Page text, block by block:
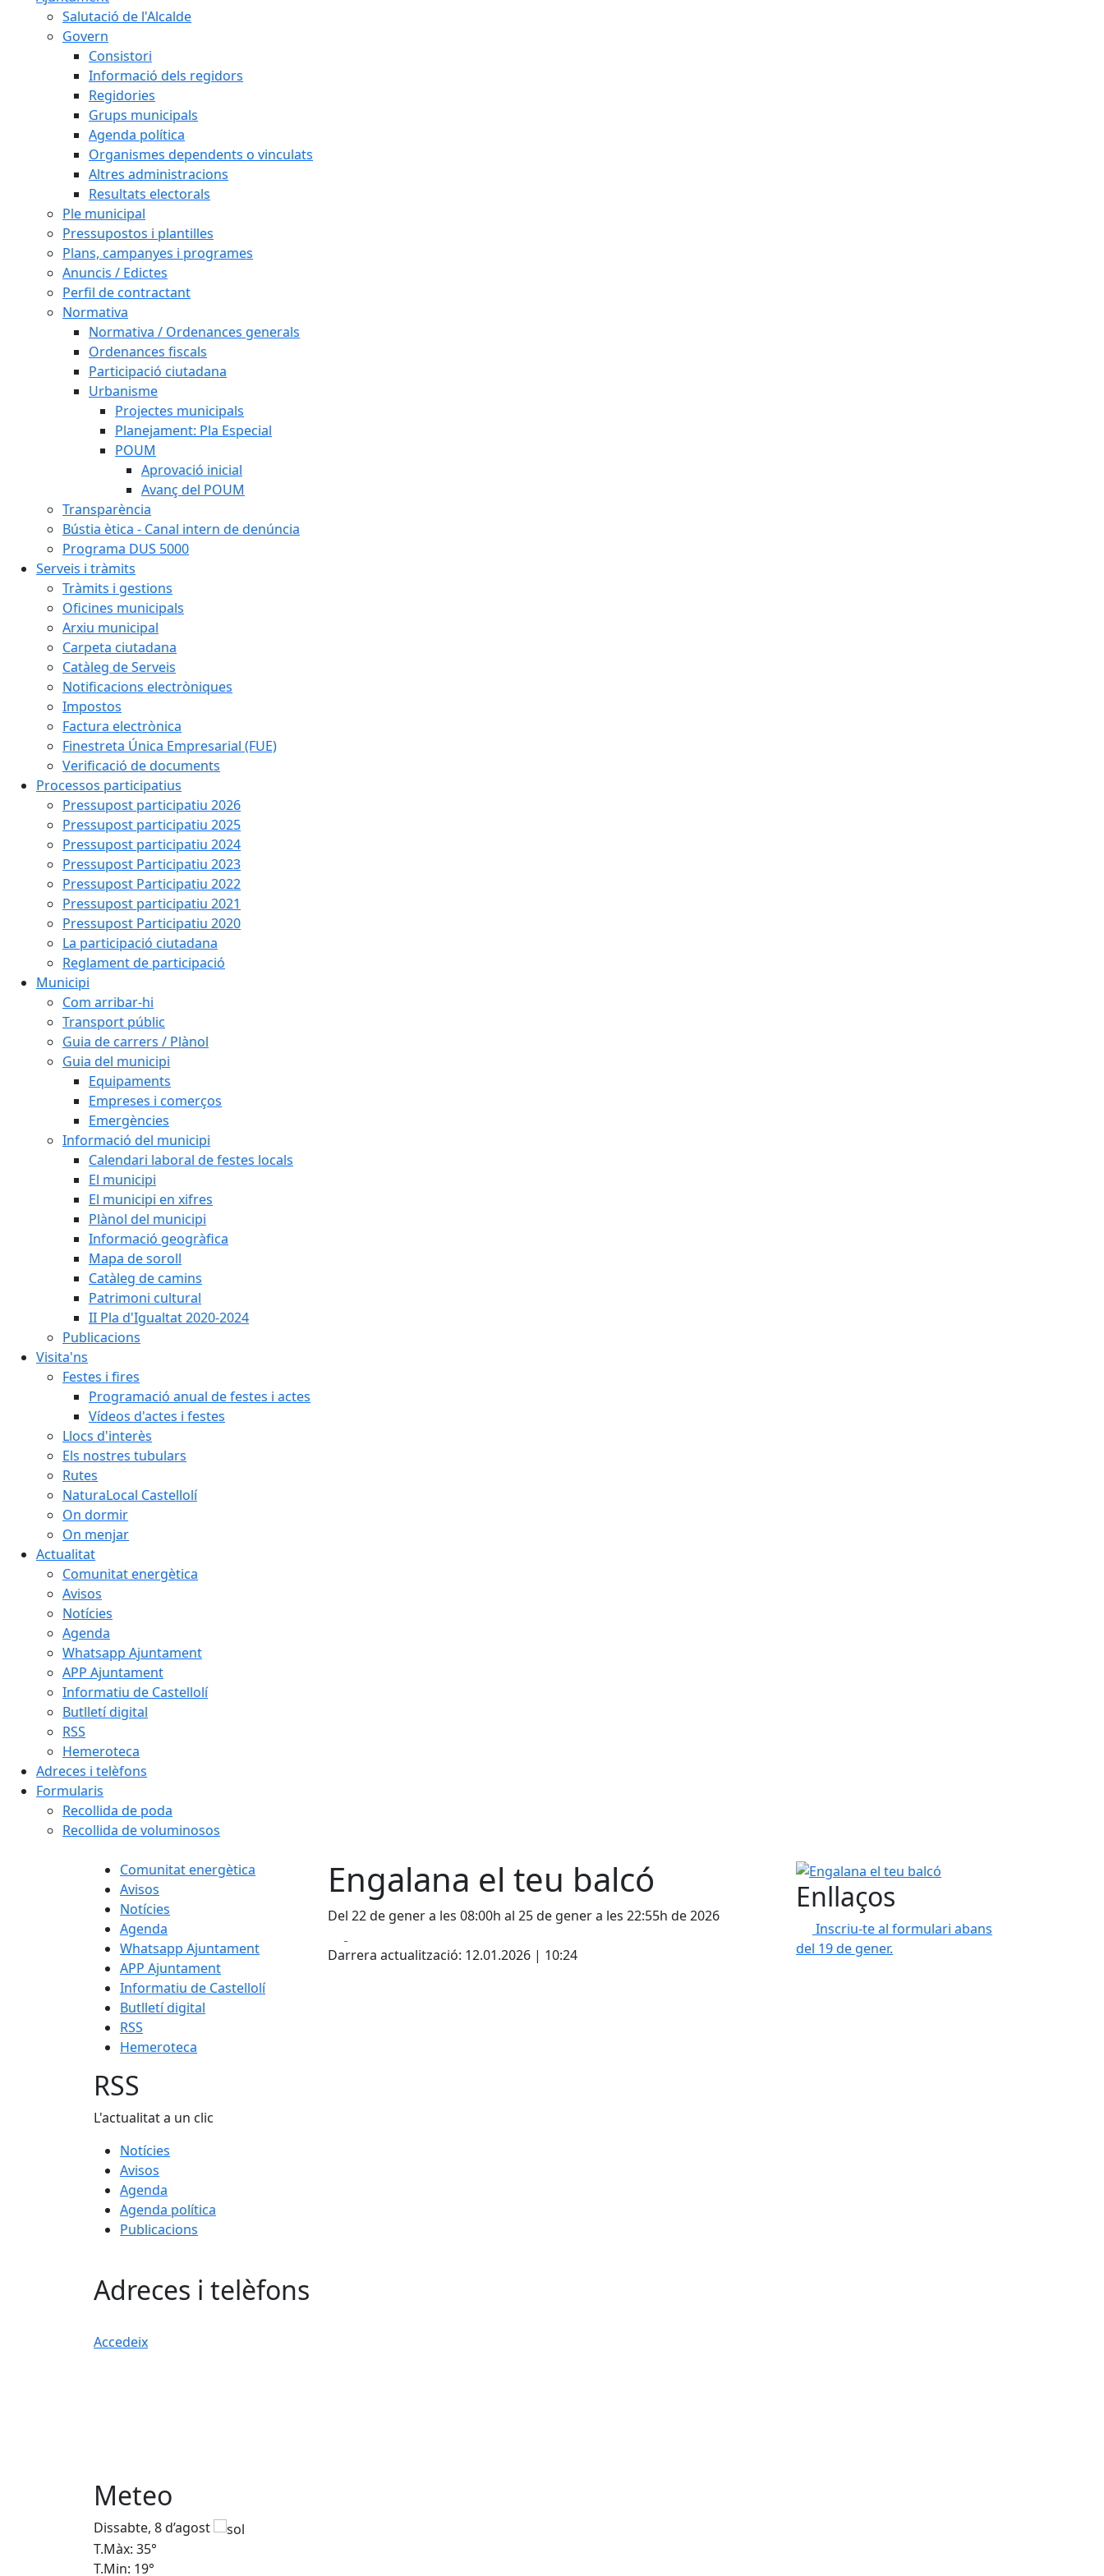
Salutació de l'Alcalde
Govern
Consistori
Informació dels regidors
Regidories
Grups municipals
Agenda política
Organismes dependents o vinculats
Altres administracions
Resultats electorals
Ple municipal
Pressupostos i plantilles
Plans, campanyes i programes
Anuncis / Edictes
Perfil de contractant
Normativa
Normativa / Ordenances generals
Ordenances fiscals
Participació ciutadana
Urbanisme
Projectes municipals
Planejament: Pla Especial
POUM
Aprovació inicial
Avanç del POUM
Transparència
Bústia ètica - Canal intern de denúncia
Programa DUS 5000
Serveis i tràmits
Tràmits i gestions
Oficines municipals
Arxiu municipal
Carpeta ciutadana
Catàleg de Serveis
Notificacions electròniques
Impostos
Factura electrònica
Finestreta Única Empresarial (FUE)
Verificació de documents
Processos participatius
Pressupost participatiu 2026
Pressupost participatiu 2025
Pressupost participatiu 2024
Pressupost Participatiu 2023
Pressupost Participatiu 2022
Pressupost participatiu 2021
Pressupost Participatiu 2020
La participació ciutadana
Reglament de participació
Municipi
Com arribar-hi
Transport públic
Guia de carrers / Plànol
Guia del municipi
Equipaments
Empreses i comerços
Emergències
Informació del municipi
Calendari laboral de festes locals
El municipi
El municipi en xifres
Plànol del municipi
Informació geogràfica
Mapa de soroll
Catàleg de camins
Patrimoni cultural
II Pla d'Igualtat 2020-2024
Publicacions
Visita'ns
Festes i fires
Programació anual de festes i actes
Vídeos d'actes i festes
Llocs d'interès
Els nostres tubulars
Rutes
NaturaLocal Castellolí
On dormir
On menjar
Actualitat
Comunitat energètica
Avisos
Notícies
Agenda
Whatsapp Ajuntament
APP Ajuntament
Informatiu de Castellolí
Butlletí digital
RSS
Hemeroteca
Adreces i telèfons
Formularis
Recollida de poda
Recollida de voluminosos
Comunitat energètica
Avisos
Notícies
Agenda
Whatsapp Ajuntament
APP Ajuntament
Informatiu de Castellolí
Butlletí digital
RSS
Hemeroteca
Engalana el teu balcó
Del 22 de gener a les 08:00h al 25 de gener a les 22:55h de 2026
Darrera actualització: 12.01.2026 | 10:24
Engalana el teu balcó
Enllaços
Inscriu-te al formulari abans
del 19 de gener.
RSS
L'actualitat a un clic
Notícies
Avisos
Agenda
Agenda política
Publicacions
Adreces i telèfons
Accedeix
Meteo
Dissabte, 8 d’agost
T.Màx: 35°
T.Min: 19°